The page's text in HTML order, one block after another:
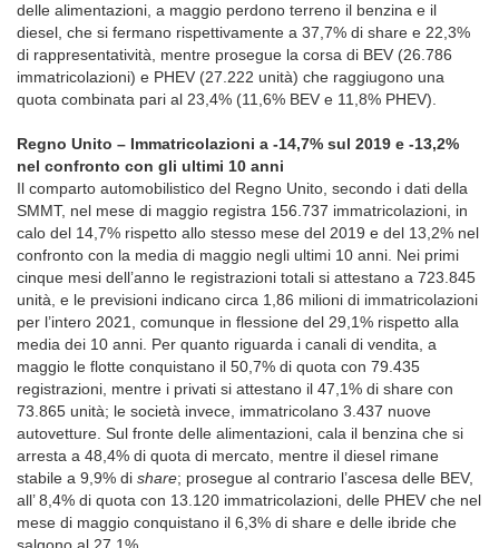
delle alimentazioni, a maggio perdono terreno il benzina e il
diesel, che si fermano rispettivamente a 37,7% di share e 22,3%
di rappresentatività, mentre prosegue la corsa di BEV (26.786
immatricolazioni) e PHEV (27.222 unità) che raggiugono una
quota combinata pari al 23,4% (11,6% BEV e 11,8% PHEV).
Regno Unito – Immatricolazioni a -14,7% sul 2019 e -13,2%
nel confronto con gli ultimi 10 anni
Il comparto automobilistico del Regno Unito, secondo i dati della
SMMT, nel mese di maggio registra 156.737 immatricolazioni, in
calo del 14,7% rispetto allo stesso mese del 2019 e del 13,2% nel
confronto con la media di maggio negli ultimi 10 anni. Nei primi
cinque mesi dell’anno le registrazioni totali si attestano a 723.845
unità, e le previsioni indicano circa 1,86 milioni di immatricolazioni
per l’intero 2021, comunque in flessione del 29,1% rispetto alla
media dei 10 anni. Per quanto riguarda i canali di vendita, a
maggio le flotte conquistano il 50,7% di quota con 79.435
registrazioni, mentre i privati si attestano il 47,1% di share con
73.865 unità; le società invece, immatricolano 3.437 nuove
autovetture. Sul fronte delle alimentazioni, cala il benzina che si
arresta a 48,4% di quota di mercato, mentre il diesel rimane
stabile a 9,9% di share; prosegue al contrario l’ascesa delle BEV,
all’ 8,4% di quota con 13.120 immatricolazioni, delle PHEV che nel
mese di maggio conquistano il 6,3% di share e delle ibride che